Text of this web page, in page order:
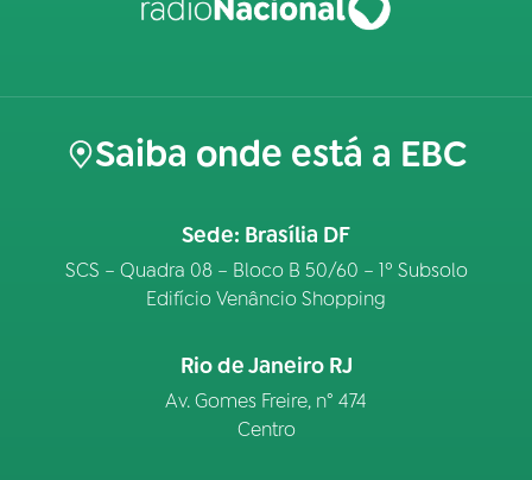
Saiba onde está a EBC
Sede: Brasília DF
SCS – Quadra 08 – Bloco B 50/60 – 1º Subsolo
Edifício Venâncio Shopping
Rio de Janeiro RJ
Av. Gomes Freire, n° 474
Centro